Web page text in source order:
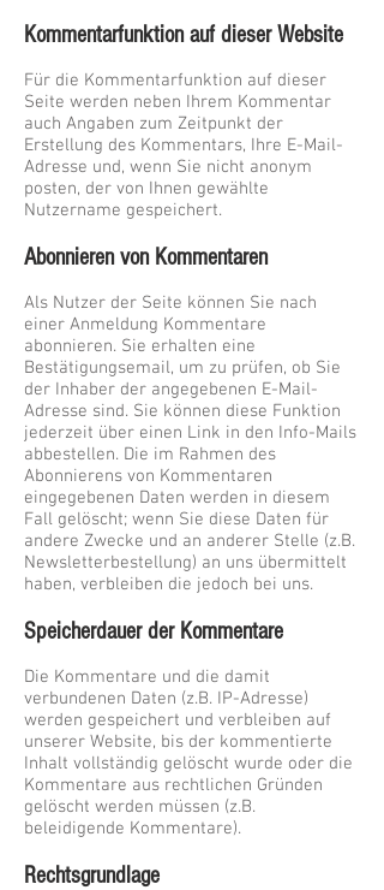
Kommentarfunktion auf dieser Website
Für die Kommentarfunktion auf dieser
Seite werden neben Ihrem Kommentar
auch Angaben zum Zeitpunkt der
Erstellung des Kommentars, Ihre E-Mail-
Adresse und, wenn Sie nicht anonym
posten, der von Ihnen gewählte
Nutzername gespeichert.
Abonnieren von Kommentaren
Als Nutzer der Seite können Sie nach
einer Anmeldung Kommentare
abonnieren. Sie erhalten eine
Bestätigungsemail, um zu prüfen, ob Sie
der Inhaber der angegebenen E-Mail-
Adresse sind. Sie können diese Funktion
jederzeit über einen Link in den Info-Mails
abbestellen. Die im Rahmen des
Abonnierens von Kommentaren
eingegebenen Daten werden in diesem
Fall gelöscht; wenn Sie diese Daten für
andere Zwecke und an anderer Stelle (z.B.
Newsletterbestellung) an uns übermittelt
haben, verbleiben die jedoch bei uns.
Speicherdauer der Kommentare
Die Kommentare und die damit
verbundenen Daten (z.B. IP-Adresse)
werden gespeichert und verbleiben auf
unserer Website, bis der kommentierte
Inhalt vollständig gelöscht wurde oder die
Kommentare aus rechtlichen Gründen
gelöscht werden müssen (z.B.
beleidigende Kommentare).
Rechtsgrundlage